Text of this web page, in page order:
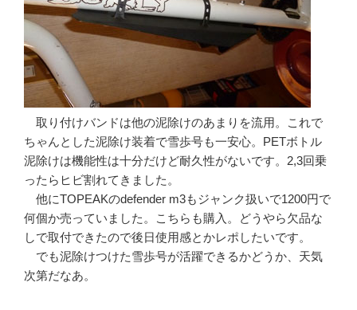
取り付けバンドは他の泥除けのあまりを流用。これで
ちゃんとした泥除け装着で雪歩号も一安心。PETボトル
泥除けは機能性は十分だけど耐久性がないです。2,3回乗
ったらヒビ割れてきました。
他にTOPEAKのdefender m3もジャンク扱いで1200円で
何個か売っていました。こちらも購入。どうやら欠品な
しで取付できたので後日使用感とかレポしたいです。
でも泥除けつけた雪歩号が活躍できるかどうか、天気
次第だなあ。